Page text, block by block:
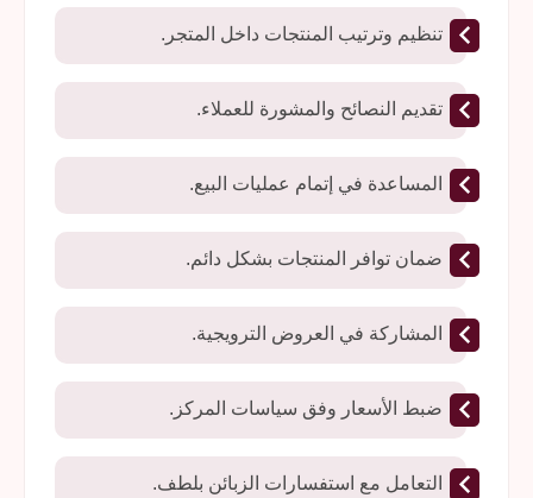
تنظيم وترتيب المنتجات داخل المتجر.
تقديم النصائح والمشورة للعملاء.
المساعدة في إتمام عمليات البيع.
ضمان توافر المنتجات بشكل دائم.
المشاركة في العروض الترويجية.
ضبط الأسعار وفق سياسات المركز.
التعامل مع استفسارات الزبائن بلطف.